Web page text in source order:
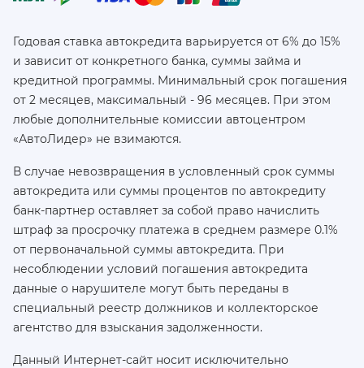
Годовая ставка автокредита варьируется от 6% до 15%
и зависит от конкретного банка, суммы займа и
кредитной программы. Минимальный срок погашения
от 2 месяцев, максимальный - 96 месяцев. При этом
любые дополнительные комиссии автоцентром
«АвтоЛидер» не взимаются.
В случае невозвращения в условленный срок суммы
автокредита или суммы процентов по автокредиту
банк-партнер оставляет за собой право начислить
штраф за просрочку платежа в среднем размере 0.1%
от первоначальной суммы автокредита. При
несоблюдении условий погашения автокредита
данные о нарушителе могут быть переданы в
специальный реестр должников и коллекторское
агентство для взыскания задолженности.
Данный Интернет-сайт носит исключительно